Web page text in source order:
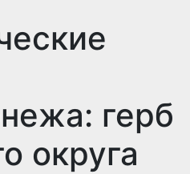
герб
округа